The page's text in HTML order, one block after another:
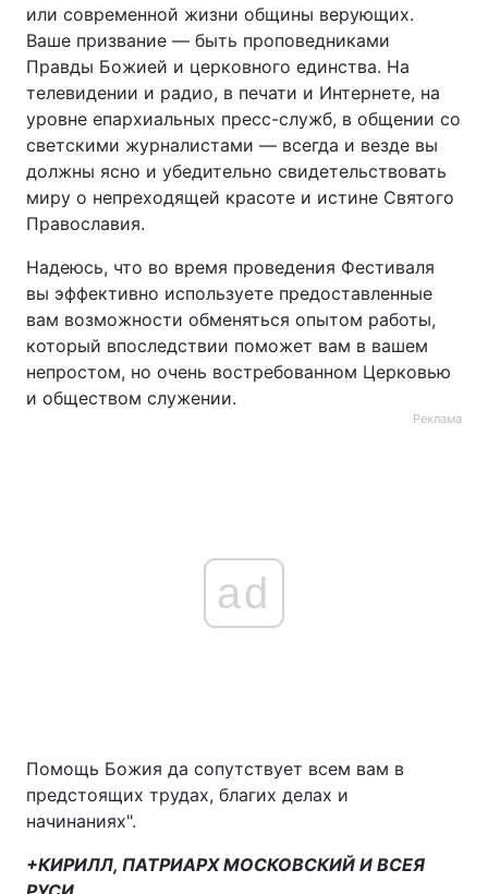
или современной жизни общины верующих.
Ваше призвание ― быть проповедниками
Правды Божией и церковного единства. На
телевидении и радио, в печати и Интернете, на
уровне епархиальных пресс-служб, в общении со
светскими журналистами ― всегда и везде вы
должны ясно и убедительно свидетельствовать
миру о непреходящей красоте и истине Святого
Православия.
Надеюсь, что во время проведения Фестиваля
вы эффективно используете предоставленные
вам возможности обменяться опытом работы,
который впоследствии поможет вам в вашем
непростом, но очень востребованном Церковью
и обществом служении.
Реклама
ad
Помощь Божия да сопутствует всем вам в
предстоящих трудах, благих делах и
начинаниях".
+КИРИЛЛ, ПАТРИАРХ МОСКОВСКИЙ И ВСЕЯ